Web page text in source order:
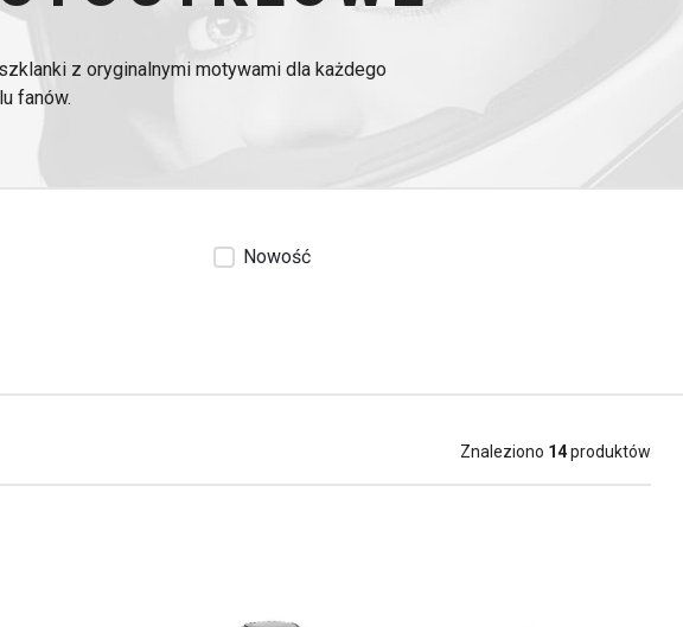
z oryginalnymi motywami dla każdego
fanów.
Nowość
Znaleziono 14produktów